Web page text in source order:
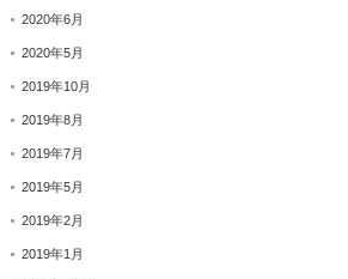
2020年6月
2020年5月
2019年10月
2019年8月
2019年7月
2019年5月
2019年2月
2019年1月